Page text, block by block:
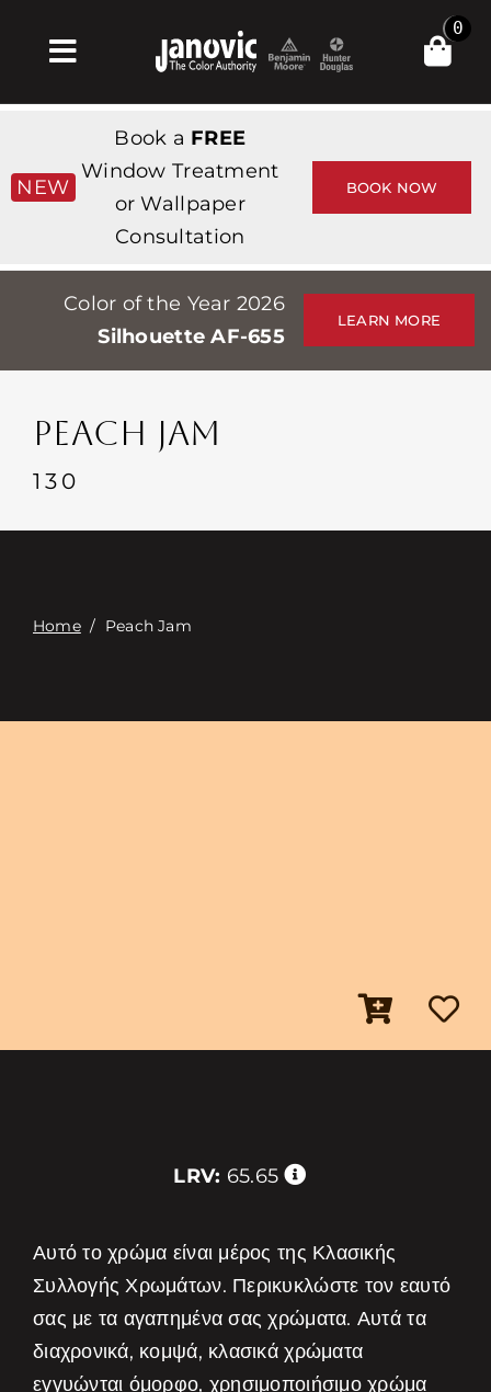
Toggle
Navigation
Products & Services
Κατάστημα
Professionals
Stores
Εκδηλώσεις
Επαφή
0
NEW
Book a FREE
Window Treatment
or Wallpaper
Consultation
BOOK NOW
Color of the Year 2026
Silhouette AF-655
LEARN MORE
PEACH JAM
130
Home/ Peach Jam
LRV: 65.65
Αυτό το χρώμα είναι μέρος της Κλασικής
Συλλογής Χρωμάτων. Περικυκλώστε τον εαυτό
σας με τα αγαπημένα σας χρώματα. Αυτά τα
διαχρονικά, κομψά, κλασικά χρώματα
εγγυώνται όμορφο, χρησιμοποιήσιμο χρώμα